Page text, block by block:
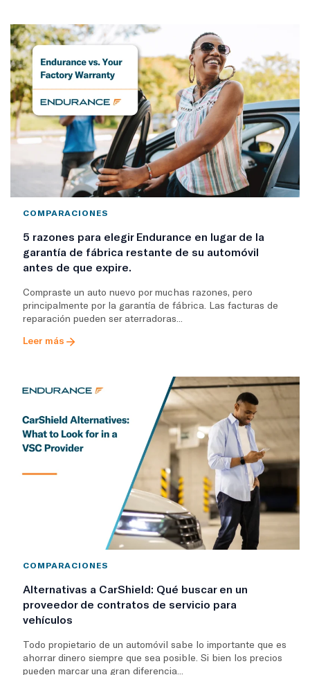
COMPARACIONES
5 razones para elegir Endurance en lugar de la
garantía de fábrica restante de su automóvil
antes de que expire.
Compraste un auto nuevo por muchas razones, pero
principalmente por la garantía de fábrica. Las facturas de
reparación pueden ser aterradoras...
Leer más
COMPARACIONES
Alternativas a CarShield: Qué buscar en un
proveedor de contratos de servicio para
vehículos
Todo propietario de un automóvil sabe lo importante que es
ahorrar dinero siempre que sea posible. Si bien los precios
pueden marcar una gran diferencia...